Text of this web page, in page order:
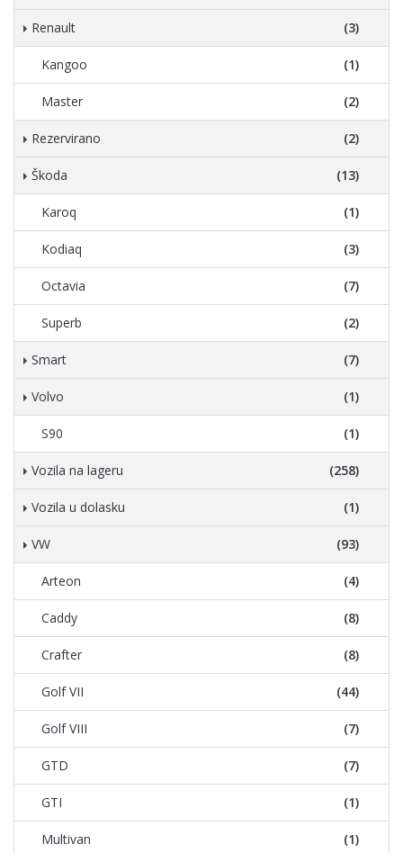
Renault (3)
Kangoo (1)
Master (2)
Rezervirano (2)
Škoda (13)
Karoq (1)
Kodiaq (3)
Octavia (7)
Superb (2)
Smart (7)
Volvo (1)
S90 (1)
Vozila na lageru (258)
Vozila u dolasku (1)
VW (93)
Arteon (4)
Caddy (8)
Crafter (8)
Golf VII (44)
Golf VIII (7)
GTD (7)
GTI (1)
Multivan (1)